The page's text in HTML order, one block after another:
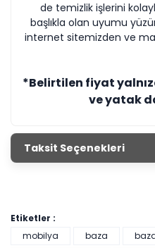
de temizlik işlerini
başlıkla olan uyumu
internet sitemizden ve
*Belirtilen fiyat
ve yatak
Taksit Seçenekleri
Etiketler :
mobilya
baza